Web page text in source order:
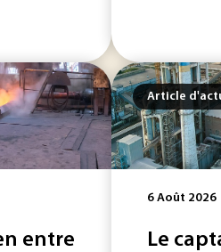
entre
Article
6 Août 2026
Le